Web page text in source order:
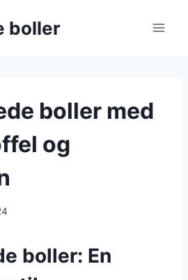
boller
boller med
og
boller: En